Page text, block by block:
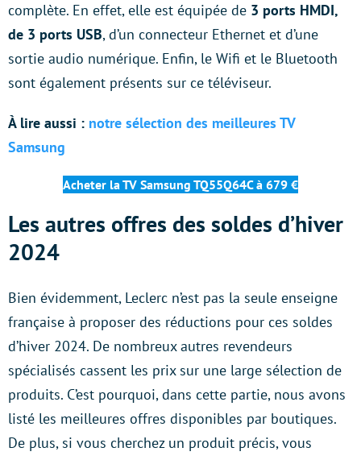
complète. En effet, elle est équipée de 3 ports HMDI,
de 3 ports USB, d’un connecteur Ethernet et d’une
sortie audio numérique. Enfin, le Wifi et le Bluetooth
sont également présents sur ce téléviseur.
À lire aussi : notre sélection des meilleures TV
Samsung
Acheter la TV Samsung TQ55Q64C à 679 €
Les autres offres des soldes d’hiver
2024
Bien évidemment, Leclerc n’est pas la seule enseigne
française à proposer des réductions pour ces soldes
d’hiver 2024. De nombreux autres revendeurs
spécialisés cassent les prix sur une large sélection de
produits. C’est pourquoi, dans cette partie, nous avons
listé les meilleures offres disponibles par boutiques.
De plus, si vous cherchez un produit précis, vous